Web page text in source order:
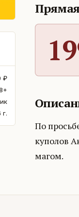
₽
г.
По
куполов
магом.